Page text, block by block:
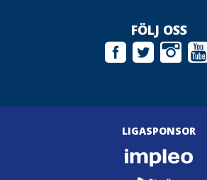
FÖLJ OSS
LIGASPONSOR